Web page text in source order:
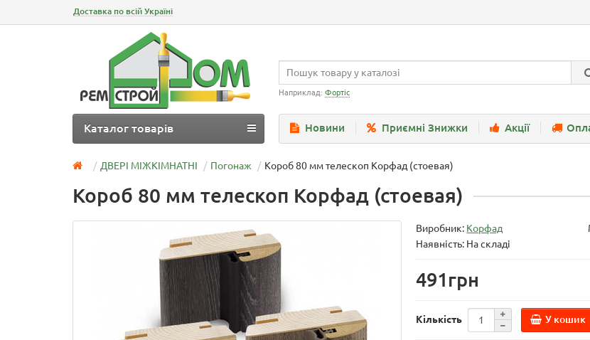
Доставка по всій Україні
Наприклад: Фортіс
Новини Приємні Знижки Акції
Каталог товарів
ДВЕРІ МІЖКІМНАТНІ Погонаж Короб 80 мм телескоп Корфад (стоевая)
Короб 80 мм телескоп Корфад (стоевая)
Виробник: Корфад
Наявність: На складі
491грн
Кількість У кошик